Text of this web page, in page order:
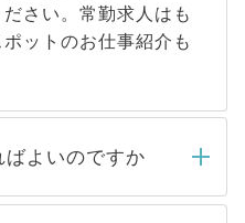
さい。常勤求人はも
ットのお仕事紹介も
よいのですか
ら、弊社担当者がご